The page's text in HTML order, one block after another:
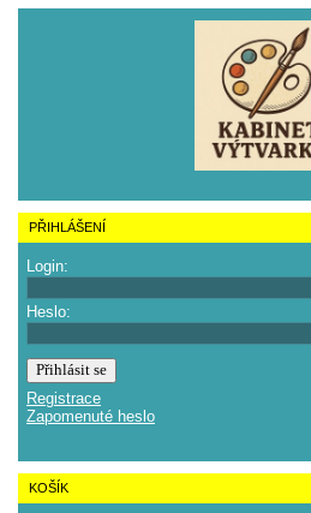
PŘIHLÁŠENÍ
Login:
Heslo:
Registrace
Zapomenuté heslo
KOŠÍK